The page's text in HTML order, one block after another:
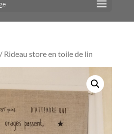
Rideau store en toile de lin